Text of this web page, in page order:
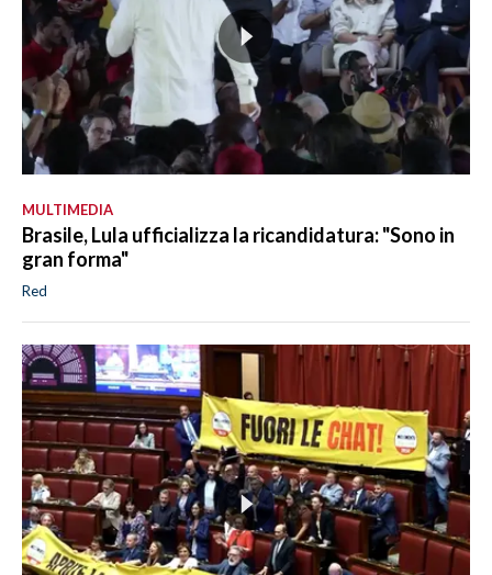
MULTIMEDIA
Brasile, Lula ufficializza la ricandidatura: "Sono in
gran forma"
Red